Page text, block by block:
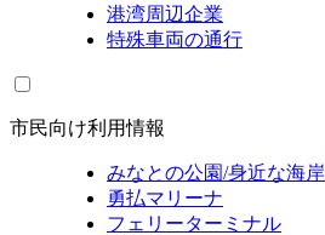
港湾周辺企業
特殊車両の通行
市民向け利用情報
みなとの公園/身近な海岸
勇払マリーナ
フェリーターミナル